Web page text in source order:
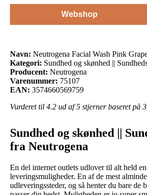
Webshop
Navn: Neutrogena Facial Wash Pink
Kategori: Sundhed og skønhed ||
Producent: Neutrogena
Varenummer: 75107
EAN: 3574660569759
Vurderet til 4.2 ud af 5 stjerner baseret på
Sundhed og skønhed ||
fra Neutrogena
En del internet outlets udlover til alt held
leveringsmuligheder. En af de mest
udleveringssteder, og så henter du bare de